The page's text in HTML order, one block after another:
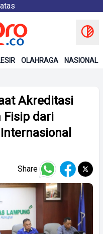
OLAHRAGA NASIONAL
Akreditasi
Fisip dari
Share